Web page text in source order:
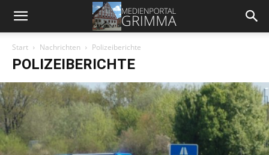
Start Nachrichten Polizeiberichte
POLIZEIBERICHTE